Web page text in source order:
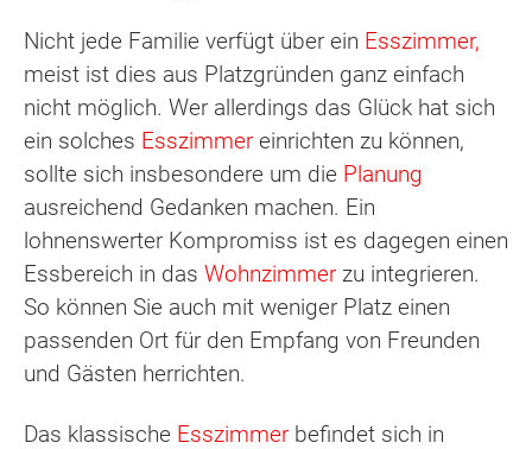
Nicht jede Familie verfügt über ein Esszimmer,
meist ist dies aus Platzgründen ganz einfach
nicht möglich. Wer allerdings das Glück hat sich
ein solches Esszimmer einrichten zu können,
sollte sich insbesondere um die Planung
ausreichend Gedanken machen. Ein
lohnenswerter Kompromiss ist es dagegen einen
Essbereich in das Wohnzimmer zu integrieren.
So können Sie auch mit weniger Platz einen
passenden Ort für den Empfang von Freunden
und Gästen herrichten.
Das klassische Esszimmer befindet sich in